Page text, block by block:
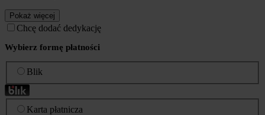
Pokaż więcej
Chcę dodać dedykację
Wybierz formę płatności
Blik
Karta płatnicza